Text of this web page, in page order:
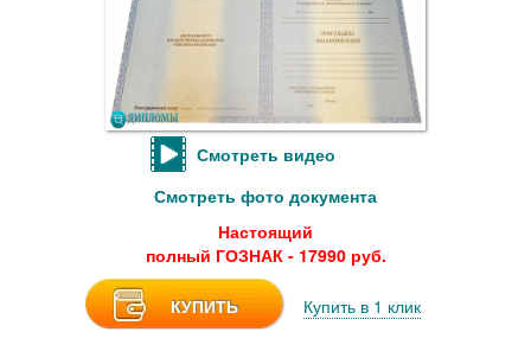
Смотреть видео
Смотреть фото документа
Настоящий
полный ГОЗНАК - 17990 руб.
КУПИТЬ Купить в 1 клик